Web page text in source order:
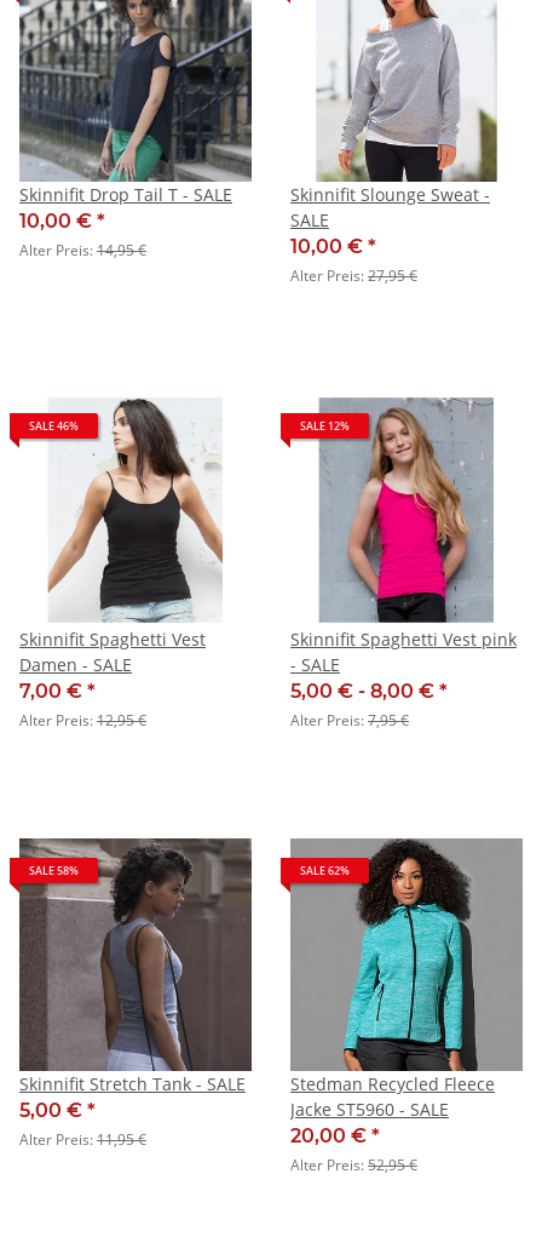
Skinnifit Drop Tail T - SALE
10,00 € *
Alter Preis:14,95 €
Skinnifit Slounge Sweat -
SALE
10,00 € *
Alter Preis:27,95 €
SALE 46%
Skinnifit Spaghetti Vest
Damen - SALE
7,00 € *
Alter Preis:12,95 €
SALE 12%
Skinnifit Spaghetti Vest pink
- SALE
5,00 € - 8,00 € *
Alter Preis:7,95 €
SALE 58%
Skinnifit Stretch Tank - SALE
5,00 € *
Alter Preis:11,95 €
SALE 62%
Stedman Recycled Fleece
Jacke ST5960 - SALE
20,00 € *
Alter Preis:52,95 €